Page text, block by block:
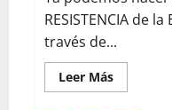
RESISTENCIA de
través de...
Leer MásLeer
más